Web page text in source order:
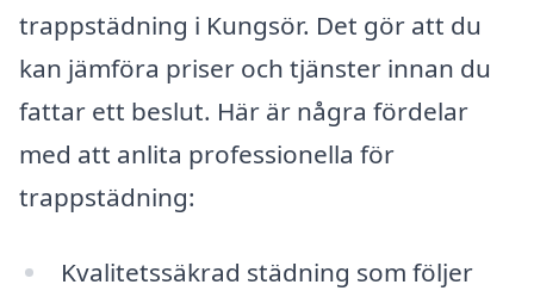
trappstädning i Kungsör. Det gör att du
kan jämföra priser och tjänster innan du
fattar ett beslut. Här är några fördelar
med att anlita professionella för
trappstädning:
Kvalitetssäkrad städning som följer